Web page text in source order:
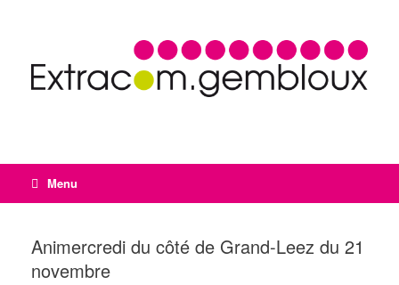
Menu
Animercredi du côté de Grand-Leez du 21
novembre